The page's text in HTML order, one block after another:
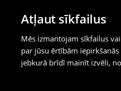
Atļaut sīkfailus
Mēs izmantojam sīkfailus
par jūsu ērtībām
jebkurā brīdī mainīt izvēli,